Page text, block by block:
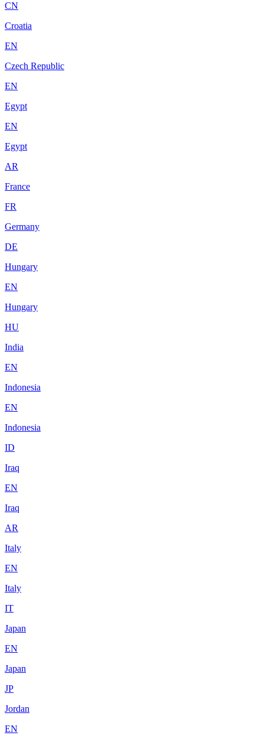
CN
Croatia
EN
Czech Republic
EN
Egypt
EN
Egypt
AR
France
FR
Germany
DE
Hungary
EN
Hungary
HU
India
EN
Indonesia
EN
Indonesia
ID
Iraq
EN
Iraq
AR
Italy
EN
Italy
IT
Japan
EN
Japan
JP
Jordan
EN